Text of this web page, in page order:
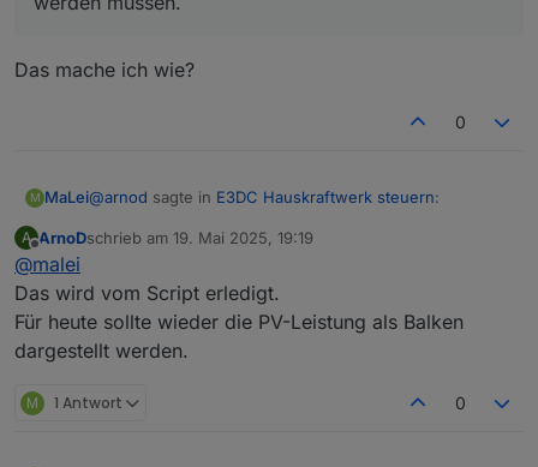
Das bedeutet, dass diese erst wieder neu erstellt
Das mache ich wie?
0
M MaLei@arnod sagte in E3DC Hauskraftwerk steuern:
werden müssen.
Das mache ich wie?
A
Offline
ArnoDschrieb am 19. Mai 2025, 19:19
zuletzt editiert von
@malei
Das wird vom Script erledigt.
Für heute sollte wieder die PV-Leistung als Balken
dargestellt werden.
M 1 Antwort 0